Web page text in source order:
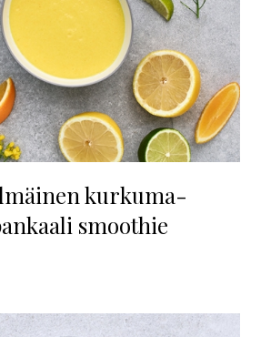
kurkuma-
smoothie